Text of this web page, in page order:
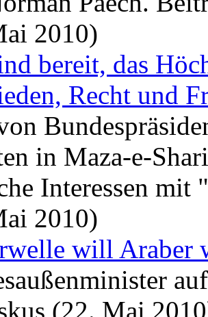
2010)
bereit, das
Recht und
in Maza-e-
Interessen
2010)
will Araber
(22. Mai